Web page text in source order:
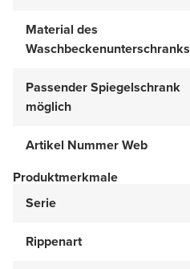
Material des
Waschbeckenunterschranks
Passender Spiegelschrank
möglich
Artikel Nummer Web
Produktmerkmale
Serie
Rippenart